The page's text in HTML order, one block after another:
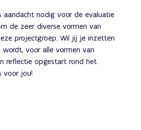
aandacht nodig voor de evaluatie
de zeer diverse vormen van
projectgroep. Wil jij je inzetten
voor alle vormen van
reflectie opgestart rond het
voor jou!